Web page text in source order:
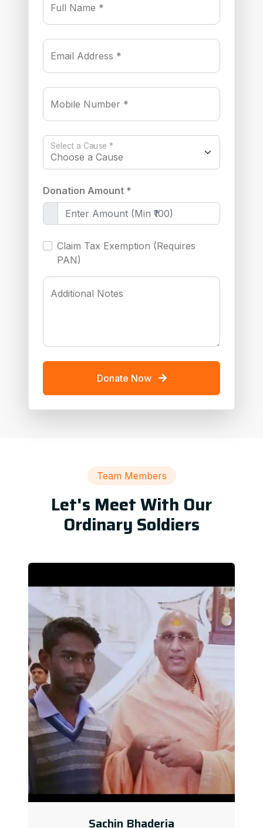
Full Name *
Email Address *
Mobile Number *
Select a Cause *
Donation Amount *
Claim Tax Exemption (Requires
PAN)
Additional Notes
Donate Now
Team Members
Let's Meet With Our
Ordinary Soldiers
Sachin Bhaderia